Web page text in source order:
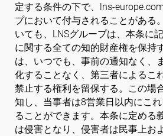
定する条件の下で、lns-
プにおいて付与されることがある
いても、LNSグループは、本条に
に関する全ての知的財産権を保持
は、いつでも、事前の通知なく、
化することなく、第三者によるこ
禁止する権利を留保する。この場
知し、当事者は8営業日以内にこ
ることができます。本条に定める
は侵害となり、侵害者は民事上お